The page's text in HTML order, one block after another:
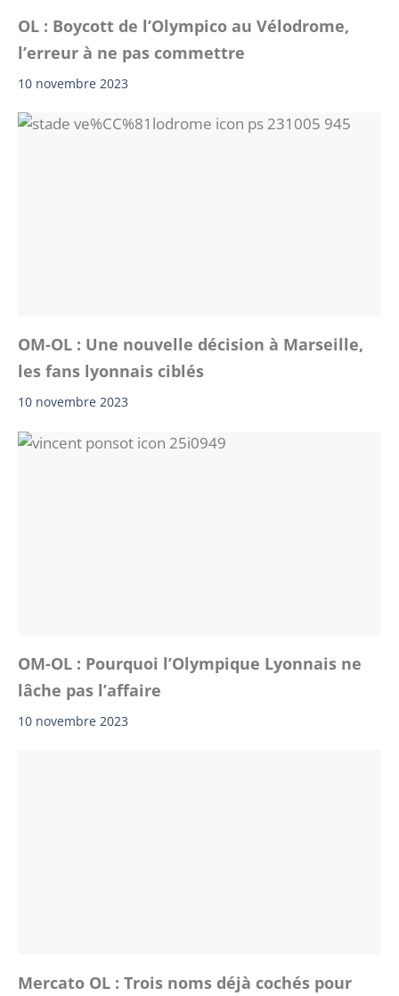
OL : Boycott de l’Olympico au Vélodrome,
l’erreur à ne pas commettre
10 novembre 2023
OM-OL : Une nouvelle décision à Marseille,
les fans lyonnais ciblés
10 novembre 2023
OM-OL : Pourquoi l’Olympique Lyonnais ne
lâche pas l’affaire
10 novembre 2023
Mercato OL : Trois noms déjà cochés pour